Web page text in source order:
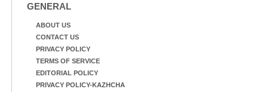
GENERAL
ABOUT US
CONTACT US
PRIVACY POLICY
TERMS OF SERVICE
EDITORIAL POLICY
PRIVACY POLICY-KAZHCHA